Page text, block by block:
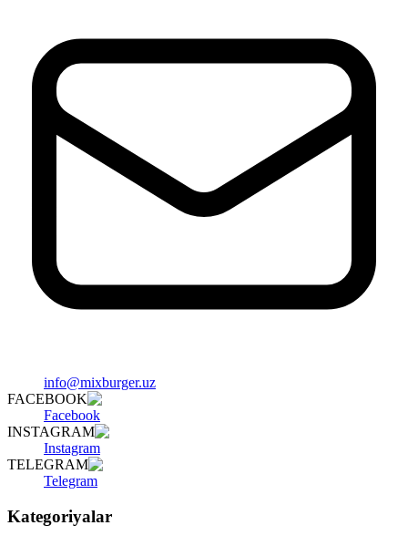
info@mixburger.uz
FACEBOOK
Facebook
INSTAGRAM
Instagram
TELEGRAM
Telegram
Kategoriyalar